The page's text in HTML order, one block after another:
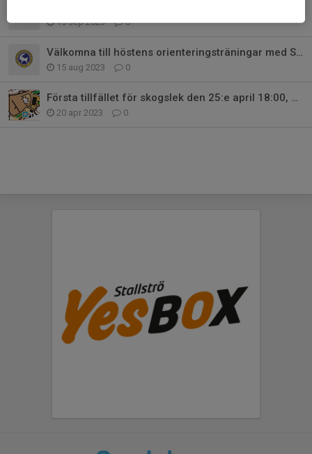
15 sep 2023 0
Välkomna till höstens orienteringsträningar med Skogslek
15 aug 2023 0
Första tillfället för skogslek den 25:e april 18:00, Plats: Kårestugan
20 apr 2023 0